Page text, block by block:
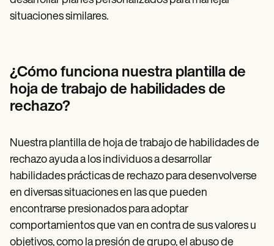
situaciones similares.
¿Cómo funciona nuestra plantilla de
hoja de trabajo de habilidades de
rechazo?
Nuestra plantilla de hoja de trabajo de habilidades de
rechazo ayuda a los individuos a desarrollar
habilidades prácticas de rechazo para desenvolverse
en diversas situaciones en las que pueden
encontrarse presionados para adoptar
comportamientos que van en contra de sus valores u
objetivos, como la presión de grupo, el abuso de